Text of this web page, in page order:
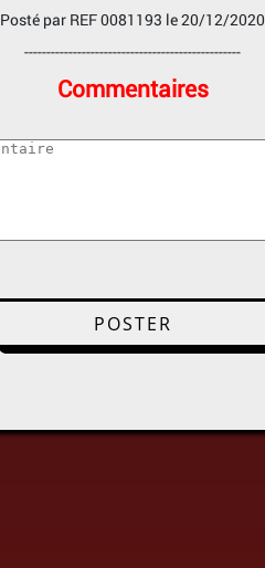
Posté par REF 0081193 le 20/12/2020
-------------------------------------------------
Commentaires